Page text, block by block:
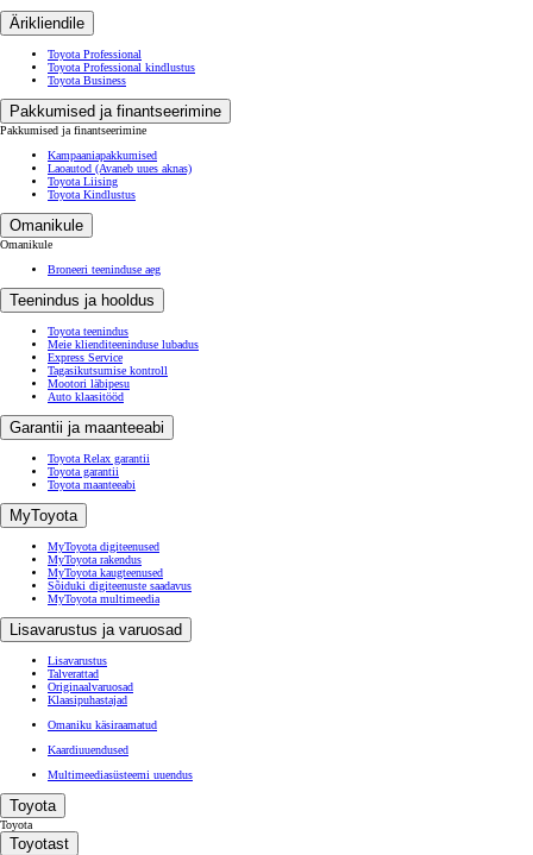
Ärikliendile
Toyota Professional
Toyota Professional kindlustus
Toyota Business
Pakkumised ja finantseerimine
Pakkumised ja finantseerimine
Kampaaniapakkumised
Laoautod (Avaneb uues aknas)
Toyota Liising
Toyota Kindlustus
Omanikule
Omanikule
Broneeri teeninduse aeg
Teenindus ja hooldus
Toyota teenindus
Meie klienditeeninduse lubadus
Express Service
Tagasikutsumise kontroll
Mootori läbipesu
Auto klaasitööd
Garantii ja maanteeabi
Toyota Relax garantii
Toyota garantii
Toyota maanteeabi
MyToyota
MyToyota digiteenused
MyToyota rakendus
MyToyota kaugteenused
Sõiduki digiteenuste saadavus
MyToyota multimeedia
Lisavarustus ja varuosad
Lisavarustus
Talverattad
Originaalvaruosad
Klaasipuhastajad
Omaniku käsiraamatud
Kaardiuuendused
Multimeediasüsteemi uuendus
Toyota
Toyota
Toyotast